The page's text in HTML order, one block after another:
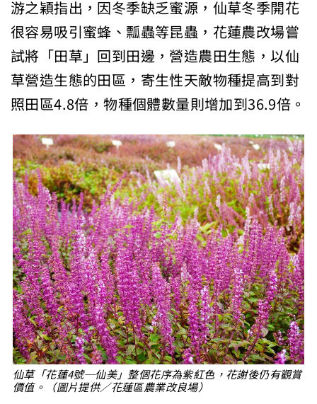
游之穎指出，因冬季缺乏蜜源，仙草冬季開花
很容易吸引蜜蜂、瓢蟲等昆蟲，花蓮農改場嘗
試將「田草」回到田邊，營造農田生態，以仙
草營造生態的田區，寄生性天敵物種提高到對
照田區4.8倍，物種個體數量則增加到36.9倍。
仙草「花蓮4號─仙美」整個花序為紫紅色，花謝後仍有觀賞
價值。（圖片提供／花蓮區農業改良場）